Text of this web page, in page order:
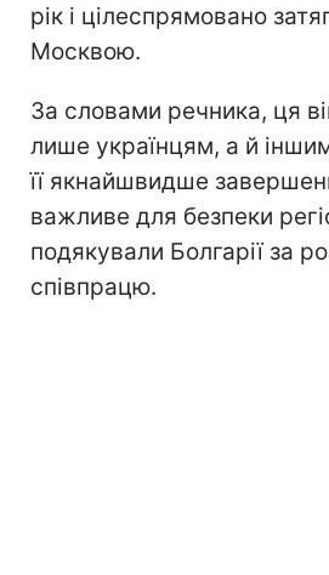
рік і цілеспрямовано
Москвою.
За словами речника, ця
лише українцям, а й
її якнайшвидше
важливе для безпеки
подякували Болгарії за
співпрацю.